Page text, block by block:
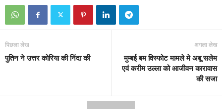
पिछला लेख
पुतिन ने उत्तर कोरिया की निंदा की
अगला लेख
मुम्बई बम विस्फोट मामले मे अबू सलेम
एवं करीम उल्ला को आजीवन कारावास
की सजा